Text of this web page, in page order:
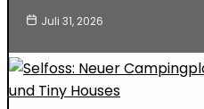
Juli 31, 2026